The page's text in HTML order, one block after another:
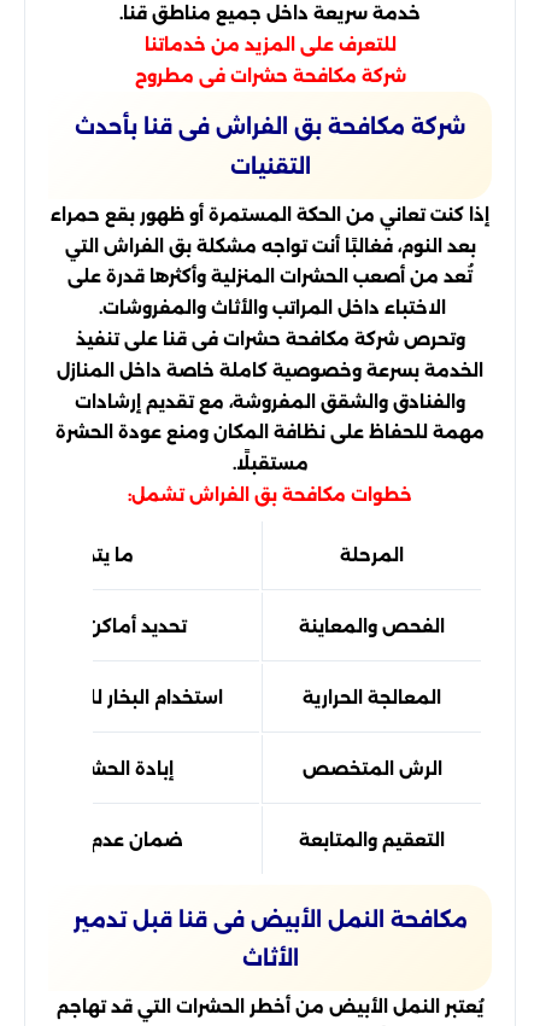
خدمة سريعة داخل جميع مناطق قنا.
للتعرف على المزيد من خدماتنا
شركة مكافحة حشرات فى مطروح
شركة مكافحة بق الفراش فى قنا بأحدث
التقنيات
إذا كنت تعاني من الحكة المستمرة أو ظهور بقع حمراء
بعد النوم، فغالبًا أنت تواجه مشكلة بق الفراش التي
تُعد من أصعب الحشرات المنزلية وأكثرها قدرة على
الاختباء داخل المراتب والأثاث والمفروشات.
وتحرص شركة مكافحة حشرات فى قنا على تنفيذ
الخدمة بسرعة وخصوصية كاملة خاصة داخل المنازل
والفنادق والشقق المفروشة، مع تقديم إرشادات
مهمة للحفاظ على نظافة المكان ومنع عودة الحشرة
مستقبلًا.
خطوات مكافحة بق الفراش تشمل:
المرحلة ما يتم تنفيذه
الفحص والمعاينة تحديد أماكن انتشار
المعالجة الحرارية استخدام البخار للقضاء
الرش المتخصص إبادة الحشرات
التعقيم والمتابعة ضمان عدم عودة
مكافحة النمل الأبيض فى قنا قبل تدمير
الأثاث
يُعتبر النمل الأبيض من أخطر الحشرات التي قد تهاجم